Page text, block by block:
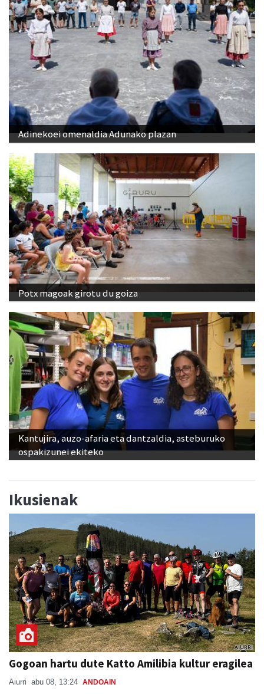
Adinekoei omenaldia Adunako plazan
Potx magoak girotu du goiza
Kantujira, auzo-afaria eta dantzaldia, asteburuko
ospakizunei ekiteko
Ikusienak
Gogoan hartu dute Katto Amilibia kultur eragilea
Aiurri abu 08, 13:24 ANDOAIN